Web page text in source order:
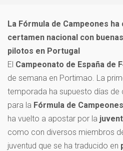
La Fórmula de Campeones
certamen nacional con
pilotos en Portugal
El Campeonato de España de
de semana en Portimao. La
temporada ha supuesto días de
para la Fórmula de Campeones
ha vuelto a apostar por la
como con diversos miembros
juventud que se ha traducido en